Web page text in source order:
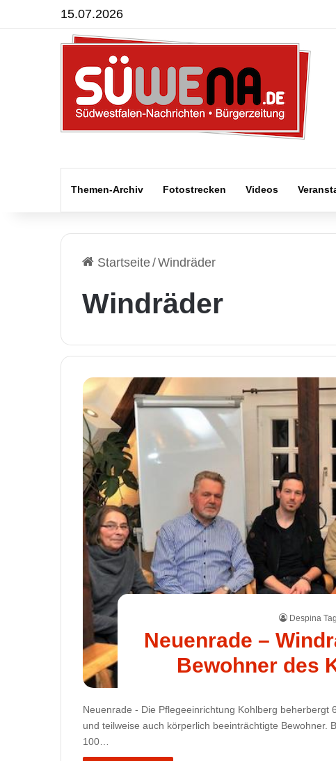
15.07.2026
Themen-Archiv Fotostrecken Videos
Startseite/Windräder
Windräder
Despina
Neuenrade –
Bewohner des
Neuenrade - Die Pflegeeinrichtung Kohlberg beherbergt
und teilweise auch körperlich beeinträchtigte
100…